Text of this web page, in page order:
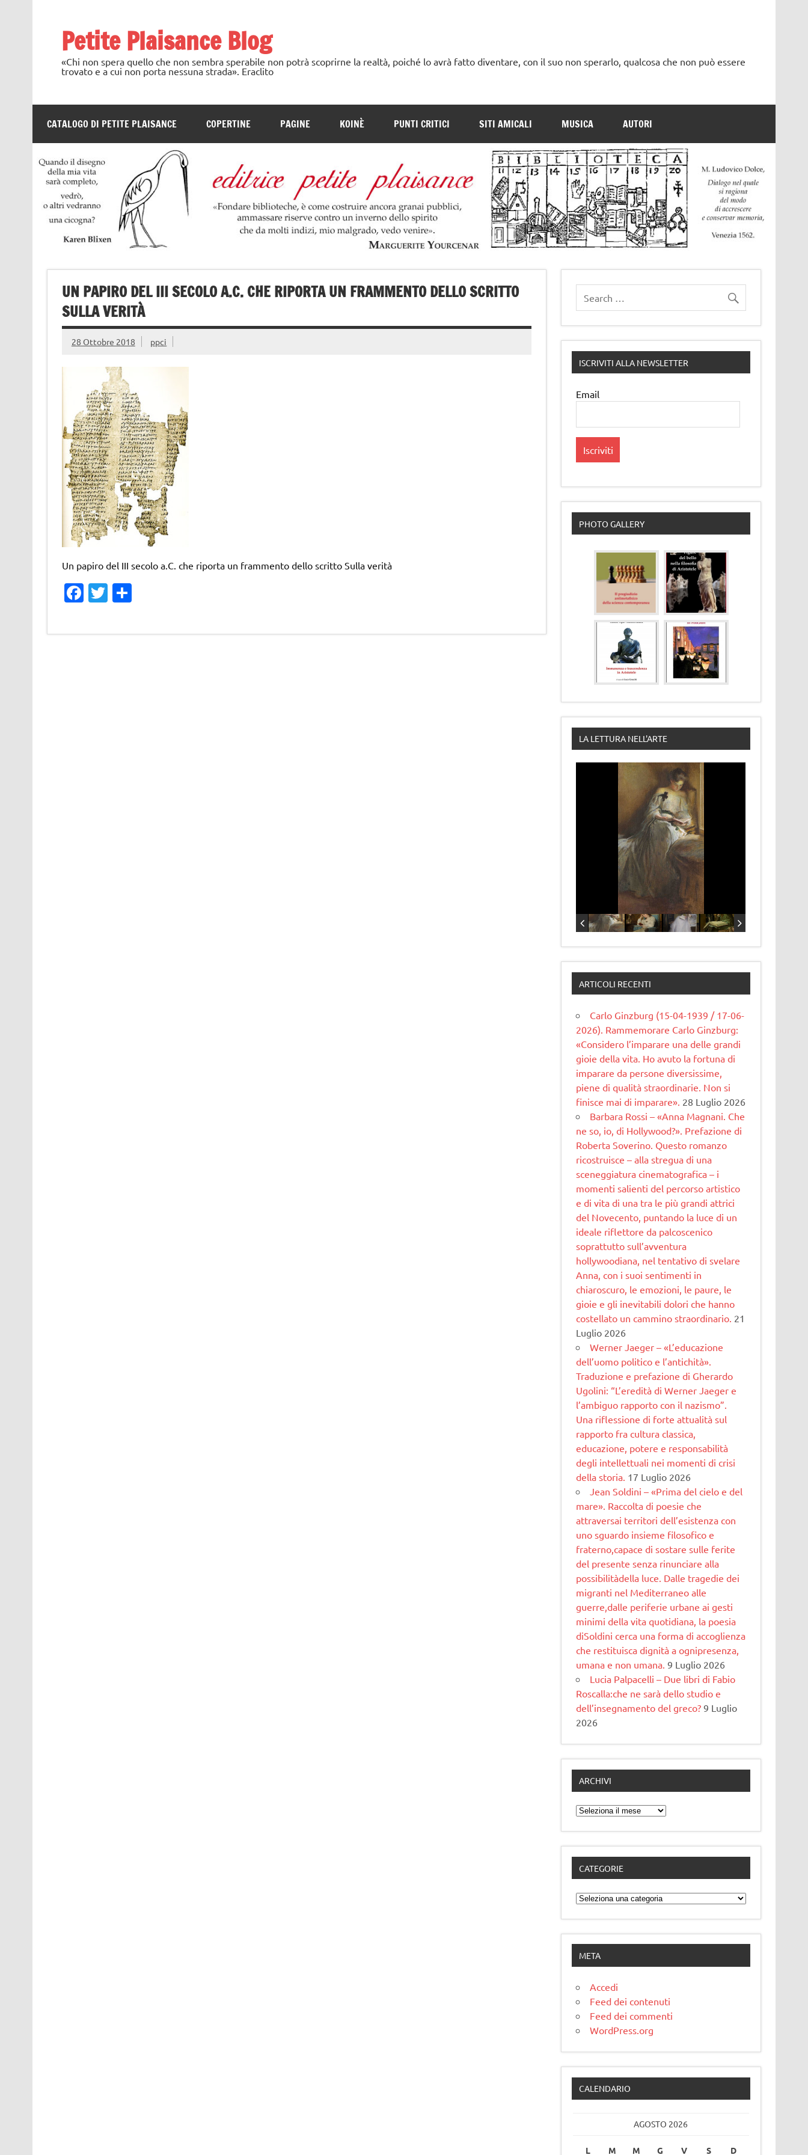
Petite Plaisance Blog
«Chi non spera quello che non sembra sperabile non potrà scoprirne la realtà, poiché lo avrà fatto diventare, con il suo non sperarlo, qualcosa che non può essere
trovato e a cui non porta nessuna strada». Eraclito
CATALOGO DI PETITE PLAISANCE COPERTINE PAGINE KOINÈ PUNTI CRITICI SITI AMICALI MUSICA AUTORI
UN PAPIRO DEL III SECOLO A.C. CHE RIPORTA UN FRAMMENTO DELLO SCRITTO
SULLA VERITÀ
28 Ottobre 2018 ppci
Un papiro del III secolo a.C. che riporta un frammento dello scritto Sulla verità
Fa
e
T
it
C
n
ISCRIVITI ALLA NEWSLETTER
Email
PHOTO GALLERY
LA LETTURA NELL'ARTE
ARTICOLI RECENTI
Carlo Ginzburg (15-04-1939 / 17-06-
2026). Rammemorare Carlo Ginzburg:
«Considero l’imparare una delle grandi
gioie della vita. Ho avuto la fortuna di
imparare da persone diversissime,
piene di qualità straordinarie. Non si
finisce mai di imparare». 28 Luglio 2026
Barbara Rossi – «Anna Magnani. Che
ne so, io, di Hollywood?». Prefazione di
Roberta Soverino. Questo romanzo
ricostruisce – alla stregua di una
sceneggiatura cinematogra­fica – i
momenti salienti del percorso artistico
e di vita di una tra le più grandi attrici
del Novecento, puntando la luce di un
ideale riflettore da palcoscenico
soprattutto sull’avventura
hollywoodiana, nel tentativo di svelare
Anna, con i suoi sentimenti in
chiaroscuro, le emozioni, le paure, le
gioie e gli inevitabili dolori che hanno
costellato un cammino straordinario. 21
Luglio 2026
Werner Jaeger – «L’educazione
dell’uomo politico e l’antichità».
Traduzione e prefazione di Gherardo
Ugolini: “L’eredità di Werner Jaeger e
l’ambiguo rapporto con il nazismo”.
Una riflessione di forte attualità sul
rapporto fra cultura classica,
educazione, potere e responsabilità
degli intellettuali nei momenti di crisi
della storia. 17 Luglio 2026
Jean Soldini – «Prima del cielo e del
mare». Raccolta di poesie che
attraversai territori dell’esistenza con
uno sguardo insieme filosofico e
fraterno,capace di sostare sulle ferite
del presente senza rinunciare alla
possibilitàdella luce. Dalle tragedie dei
migranti nel Mediterraneo alle
guerre,dalle periferie urbane ai gesti
minimi della vita quotidiana, la poesia
diSoldini cerca una forma di accoglienza
che restituisca dignità a ognipresenza,
umana e non umana. 9 Luglio 2026
Lucia Palpacelli – Due libri di Fabio
Roscalla:che ne sarà dello studio e
dell’insegnamento del greco? 9 Luglio
2026
ARCHIVI
Archivi
CATEGORIE
Categorie
META
Accedi
Feed dei contenuti
Feed dei commenti
WordPress.org
CALENDARIO
AGOSTO 2026
L M M G V S D